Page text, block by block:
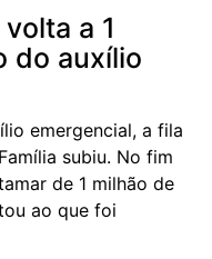
a 1
do auxílio
emergencial, a fila
subiu. No fim
de 1 milhão de
ao que foi